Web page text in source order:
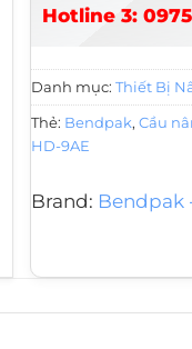
Hotline 3:
Danh mục:Thiết Bị
Thẻ: Bendpak,Cầu
HD-9AE
Brand: Bendpak